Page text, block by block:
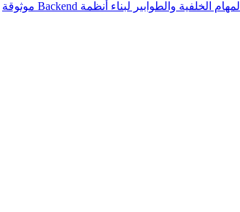
المهام الخلفية والطوابير لبناء أنظمة Backend موثوقة